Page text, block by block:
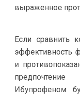
выраженное
Если сравнить
эффективность
и
Ибупрофеном